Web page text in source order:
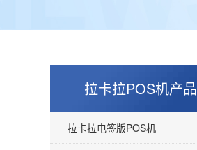
拉卡拉POS机产品
拉卡拉电签版POS机